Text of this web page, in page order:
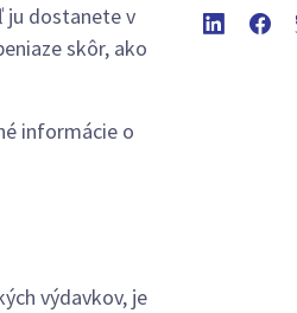
ju dostanete v
skôr, ako
informácie o
výdavkov, je